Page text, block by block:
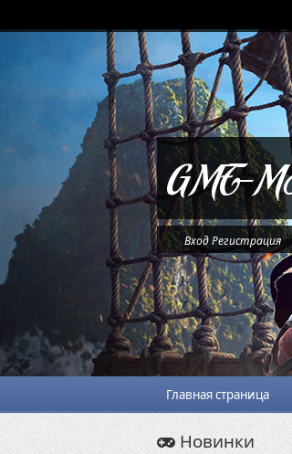
ВходРегистрация
Главная страница
Новинки